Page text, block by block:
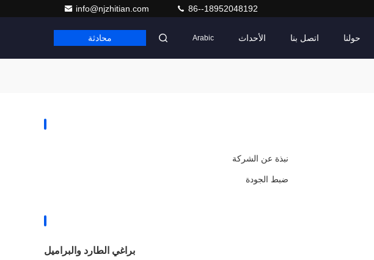
info@njzhitian.com 86--18952048192
حولنا اتصل بنا الأحداث Arabic محادثة
نبذة عن الشركة
ضبط الجودة
براغي الطارد والبراميل